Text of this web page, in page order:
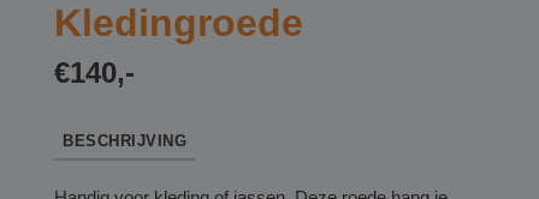
Kledingroede
€140,-
BESCHRIJVING